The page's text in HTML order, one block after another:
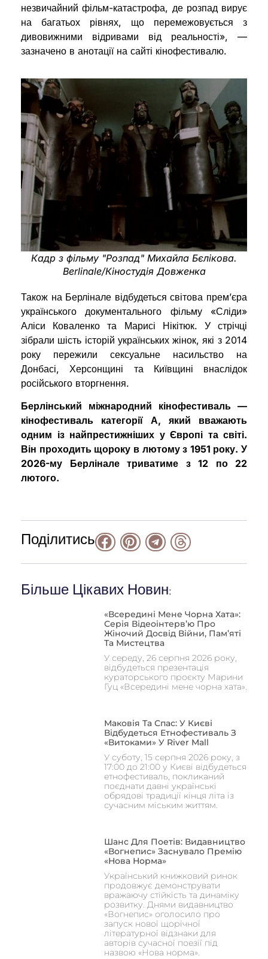
незвичайний фільм-катастрофа, де розпад вирує
на багатьох рівнях, що перемежовується з
дивовижними відривами від реальності», —
зазначено в анотації на сайті кінофестивалю.
Кадр з фільму "Розпад" Михайла Бєлікова.
Berlinale/Кіностудія Довженка
Також на Берлінале відбудеться світова прем’єра
українського документального фільму «Сліди»
Аліси Коваленко та Марисі Нікітюк. У стрічці
зібрали шість історій українських жінок, які з 2014
року пережили сексуальне насильство на
Донбасі, Херсонщині та Київщині внаслідок
російського вторгнення.
Берлінський міжнародний кінофестиваль —
кінофестиваль категорії А, який вважають
одним із найпрестижніших у Європі та світі.
Він проходить щороку в лютому з 1951 року. У
2026-му Берлінале триватиме з 12 по 22
лютого.
Поділитись
Більше Цікавих Новин:
«Всередині Мене Чорна Хата»:
Серія Відеоінтерв’ю Про
Жіночий Досвід Війни, Пам’яті
Та Мистецтва
У середу, 26 серпня 2026 року,
відбудеться презентація
кураторського проєкту Марини
Гуц «Всередині мене чорна хата».
Маковія Та Спас: У Києві
Відбудеться Етнофестиваль З
«Витоками» У River Mall
У суботу, 15 серпня 2026 року, з
17:00 до 21:00 у Києві відбудеться
етнофестиваль, покликаний
поєднати давні українські
обрядові традиції кінця літа із
сучасним міським життям.
Шанс Для Поетів: Видавництво
«Вогнепис» Заснувало Премію
«Нова Норма»
Український книжковий ринок
продовжує демонструвати
вражаючу стійкість та динаміку
розвитку. Днями видавництво
«Вогнепис» оголосило про
запуск нової щорічної
літературної відзнаки для
авторів сучасної поезії під
назвою «Нова норма».